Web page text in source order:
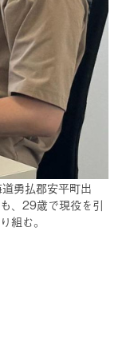
勇払郡安平町出
、29歳で現役を引
組む。